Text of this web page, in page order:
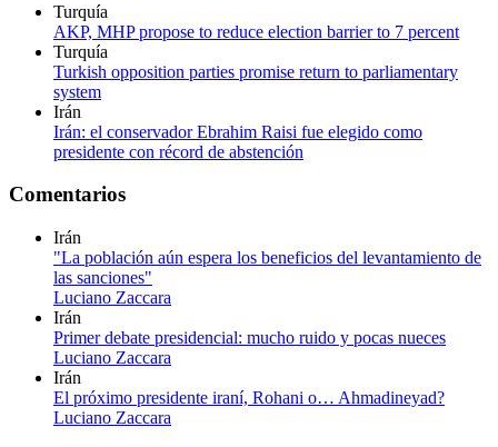
Turquía
AKP, MHP propose to reduce election barrier to 7 percent
Turquía
Turkish opposition parties promise return to parliamentary
system
Irán
Irán: el conservador Ebrahim Raisi fue elegido como
presidente con récord de abstención
Comentarios
Irán
"La población aún espera los beneficios del levantamiento de
las sanciones"
Luciano Zaccara
Irán
Primer debate presidencial: mucho ruido y pocas nueces
Luciano Zaccara
Irán
El próximo presidente iraní, Rohani o… Ahmadineyad?
Luciano Zaccara